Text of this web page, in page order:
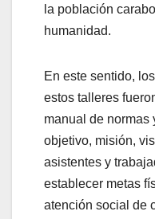
la población
humanidad.
En este sentido,
estos talleres
manual de normas
objetivo, misión,
asistentes y
establecer metas
atención social de